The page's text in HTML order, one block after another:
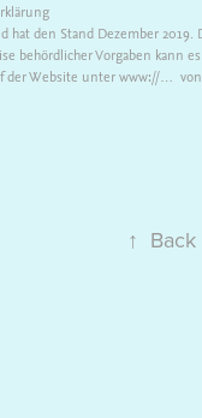
den Stand Dezember
behördlicher Vorgaben kann
der Website unter www://…
↑